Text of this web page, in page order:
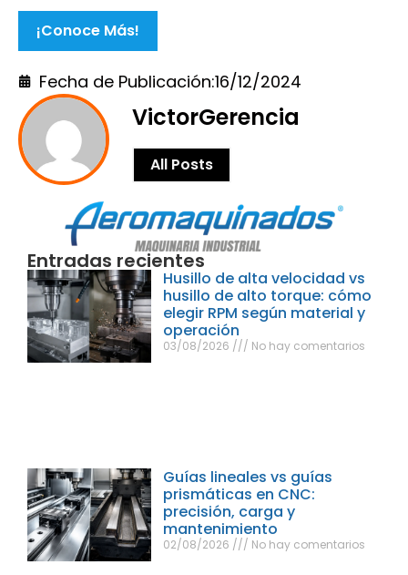
¡Conoce Más!
Fecha de Publicación:16/12/2024
VictorGerencia
All Posts
Entradas recientes
Husillo de alta velocidad vs
husillo de alto torque: cómo
elegir RPM según material y
operación
03/08/2026 No hay comentarios
Guías lineales vs guías
prismáticas en CNC:
precisión, carga y
mantenimiento
02/08/2026 No hay comentarios